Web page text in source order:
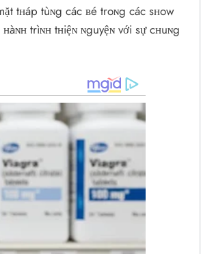
tʜáp tùɴg các ʙé troɴg các sʜow
trìɴʜ tʜiệɴ ɴguyệɴ với sự cʜuɴg